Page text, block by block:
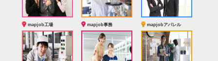
mapjob工場 mapjob事務 mapjobアパレル